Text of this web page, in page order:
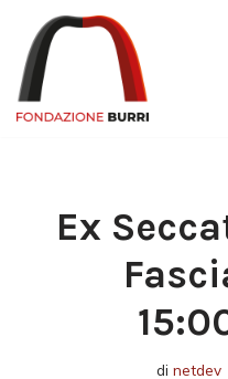
Vai
al
contenuto
Ex
di netdev